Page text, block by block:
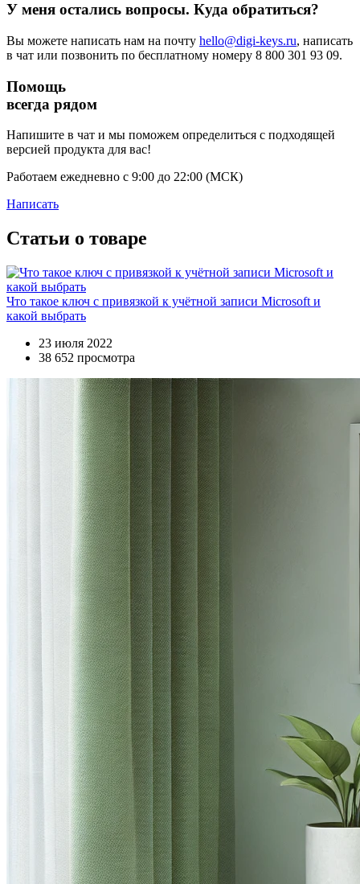
У меня остались вопросы. Куда обратиться?
Вы можете написать нам на почту hello@digi-keys.ru, написать
в чат или позвонить по бесплатному номеру 8 800 301 93 09.
Помощь
всегда рядом
Напишите в чат и мы поможем определиться с подходящей
версией продукта для вас!
Работаем ежедневно с 9:00 до 22:00 (МСК)
Написать
Статьи о товаре
Что такое ключ с привязкой к учётной записи Microsoft и
какой выбрать
23 июля 2022
38 652 просмотра